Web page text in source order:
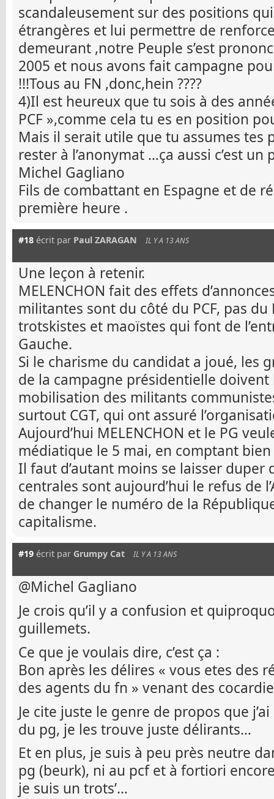
scandaleusement sur des positions
étrangères et lui permettre de
demeurant ,notre Peuple s’est
2005 et nous avons fait campagne
!!!Tous au FN ,donc,hein ????
4)Il est heureux que tu sois à des
PCF »,comme cela tu es en position
Mais il serait utile que tu assumes tes
rester à l’anonymat …ça aussi c’est
Michel Gagliano
Fils de combattant en Espagne et de
première heure .
#18 écrit par Paul ZARAGAN IL Y A 13 ANS
Une leçon à retenir.
MELENCHON fait des effets
militantes sont du côté du PCF, pas
trotskistes et maoïstes qui font de
Gauche.
Si le charisme du candidat a joué, les
de la campagne présidentielle doivent
mobilisation des militants
surtout CGT, qui ont assuré
Aujourd’hui MELENCHON et le PG
médiatique le 5 mai, en comptant bien
Il faut d’autant moins se laisser duper
centrales sont aujourd’hui le refus de
de changer le numéro de la
capitalisme.
#19 écrit par Grumpy Cat IL Y A 13 ANS
@Michel Gagliano
Je crois qu’il y a confusion et
guillemets.
Ce que je voulais dire, c’est ça :
Bon après les délires « vous etes des
des agents du fn » venant des
Je cite juste le genre de propos que
du pg, je les trouve juste délirants…
Et en plus, je suis à peu près neutre
pg (beurk), ni au pcf et à fortiori
je suis un trots’…